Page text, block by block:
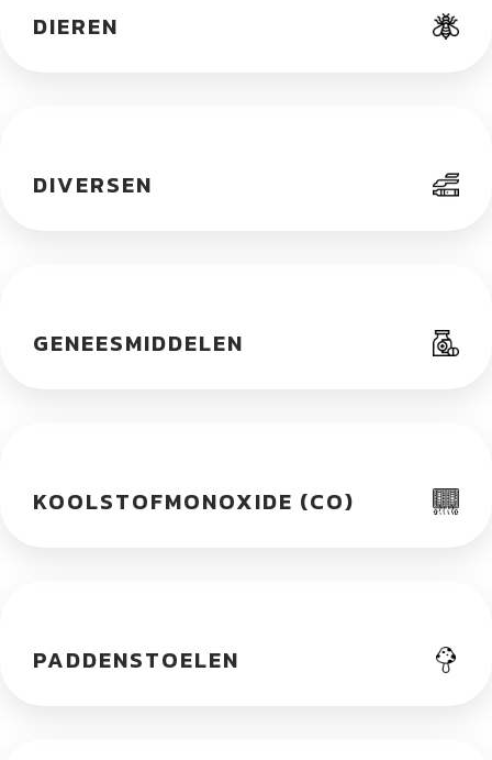
DIEREN
DIVERSEN
GENEESMIDDELEN
KOOLSTOFMONOXIDE (CO)
PADDENSTOELEN